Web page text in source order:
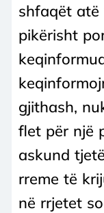
shfaqët atë
pikërisht
gjithash,
flet për një
askund
rreme të
në rrjetet